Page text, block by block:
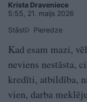
Krista Draveniece
5:55, 21. maijs 2026
Stāsti
Pieredze
Kad esam mazi,
neviens nestāsta,
kredīti, atbildība,
vien, darba